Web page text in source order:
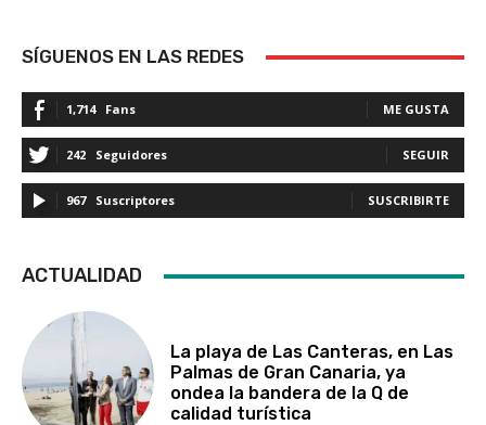
SÍGUENOS EN LAS REDES
1,714 Fans ME GUSTA
242 Seguidores SEGUIR
967 Suscriptores SUSCRIBIRTE
ACTUALIDAD
La playa de Las Canteras, en Las
Palmas de Gran Canaria, ya
ondea la bandera de la Q de
calidad turística